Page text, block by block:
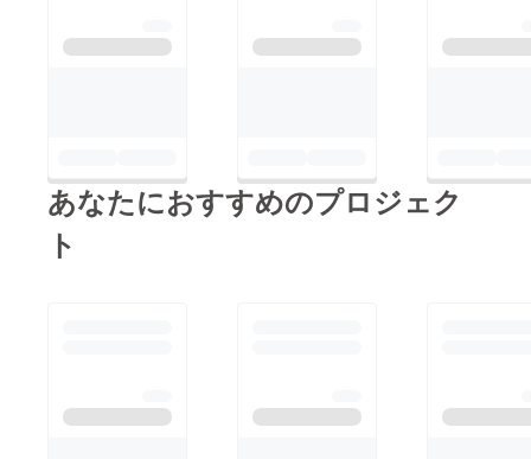
るんです！なので、配
あなたにおすすめのプロジェク
ト